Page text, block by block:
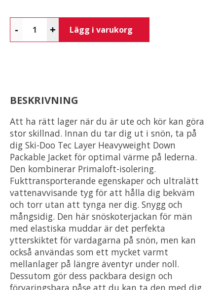
- + Lägg i varukorg
BESKRIVNING
Att ha rätt lager när du är ute och kör kan göra
stor skillnad. Innan du tar dig ut i snön, ta på
dig Ski-Doo Tec Layer Heavyweight Down
Packable Jacket för optimal värme på lederna.
Den kombinerar Primaloft-isolering.
Fukttransporterande egenskaper och ultralätt
vattenavvisande tyg för att hålla dig bekväm
och torr utan att tynga ner dig. Snygg och
mångsidig. Den här snöskoterjackan för män
med elastiska muddar är det perfekta
ytterskiktet för vardagarna på snön, men kan
också användas som ett mycket varmt
mellanlager på längre äventyr under noll.
Dessutom gör dess packbara design och
förvaringsbara påse att du kan ta den med dig